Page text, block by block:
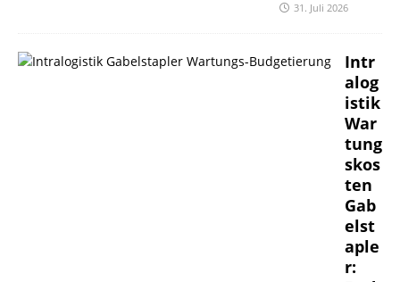
31. Juli 2026
Intr
alog
istik
War
tung
skos
ten
Gab
elst
aple
r: